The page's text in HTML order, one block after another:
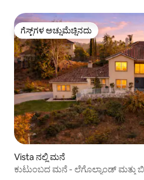
ಗೆಸ್ಟ್‌ಗಳ ಅಚ್ಚುಮೆಚ್ಚಿನದು
ಗೆಸ್ಟ್‌ಗಳ ಅಚ್ಚುಮೆಚ್ಚಿನದು
Vista ನಲ್ಲಿ ಮನೆ
ಕುಟುಂಬದ ಮನೆ - ಲೆಗೊಲ್ಯಾಂಡ್ ಮತ್ತು